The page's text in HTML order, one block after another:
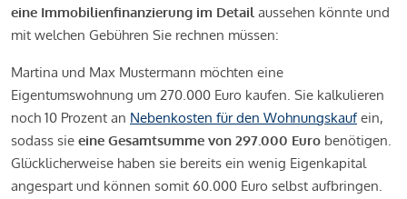
eine Immobilienfinanzierung im Detail aussehen könnte und
mit welchen Gebühren Sie rechnen müssen:
Martina und Max Mustermann möchten eine
Eigentumswohnung um 270.000 Euro kaufen. Sie kalkulieren
noch 10 Prozent an Nebenkosten für den Wohnungskaufein,
sodass sie eine Gesamtsumme von 297.000 Euro benötigen.
Glücklicherweise haben sie bereits ein wenig Eigenkapital
angespart und können somit 60.000 Euro selbst aufbringen.